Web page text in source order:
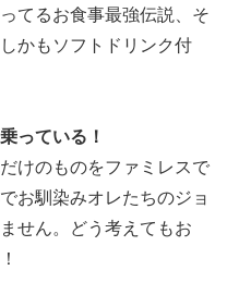
てるお食事最強伝説、そ
かもソフトドリンク付
っている！
けのものをファミレスで
お馴染みオレたちのジョ
せん。どう考えてもお